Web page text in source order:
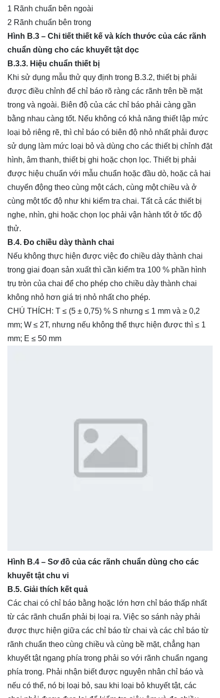
1 Rãnh chuẩn bên ngoài
2 Rãnh chuẩn bên trong
Hình B.3 – Chi tiết thiết kế và kích thước của các rãnh
chuẩn dùng cho các khuyết tật dọc
B.3.3. Hiệu chuẩn thiết bị
Khi sử dụng mẫu thử quy định trong B.3.2, thiết bị phải
được điều chỉnh để chỉ báo rõ ràng các rãnh trên bề mặt
trong và ngoài. Biên độ của các chỉ báo phải càng gần
bằng nhau càng tốt. Nếu không có khả năng thiết lập mức
loại bỏ riêng rẽ, thì chỉ báo có biên độ nhỏ nhất phải được
sử dụng làm mức loại bỏ và dùng cho các thiết bị chỉnh đặt
hình, âm thanh, thiết bị ghi hoặc chọn lọc. Thiết bị phải
được hiệu chuẩn với mẫu chuẩn hoặc đầu dò, hoặc cả hai
chuyển động theo cùng một cách, cùng một chiều và ở
cùng một tốc độ như khi kiểm tra chai. Tất cả các thiết bị
nghe, nhìn, ghi hoặc chọn lọc phải vận hành tốt ở tốc độ
thử.
B.4. Đo chiều dày thành chai
Nếu không thực hiện được việc đo chiều dày thành chai
trong giai đoạn sản xuất thì cần kiểm tra 100 % phần hình
trụ tròn của chai để cho phép cho chiều dày thành chai
không nhỏ hơn giá trị nhỏ nhất cho phép.
CHÚ THÍCH: T ≤ (5 ± 0,75) % S nhưng ≤ 1 mm và ≥ 0,2
mm; W ≤ 2T, nhưng nếu không thể thực hiện được thì ≤ 1
mm; E ≤ 50 mm
Hình B.4 – Sơ đồ của các rãnh chuẩn dùng cho các
khuyết tật chu vi
B.5. Giải thích kết quả
Các chai có chỉ báo bằng hoặc lớn hơn chỉ báo thấp nhất
từ các rãnh chuẩn phải bị loại ra. Việc so sánh này phải
được thực hiện giữa các chỉ báo từ chai và các chỉ báo từ
rãnh chuẩn theo cùng chiều và cùng bề mặt, chẳng hạn
khuyết tật ngang phía trong phải so với rãnh chuẩn ngang
phía trong. Phải nhận biết được nguyên nhân chỉ báo và
nếu có thể, nó bị loại bỏ, sau khi loại bỏ khuyết tật, các